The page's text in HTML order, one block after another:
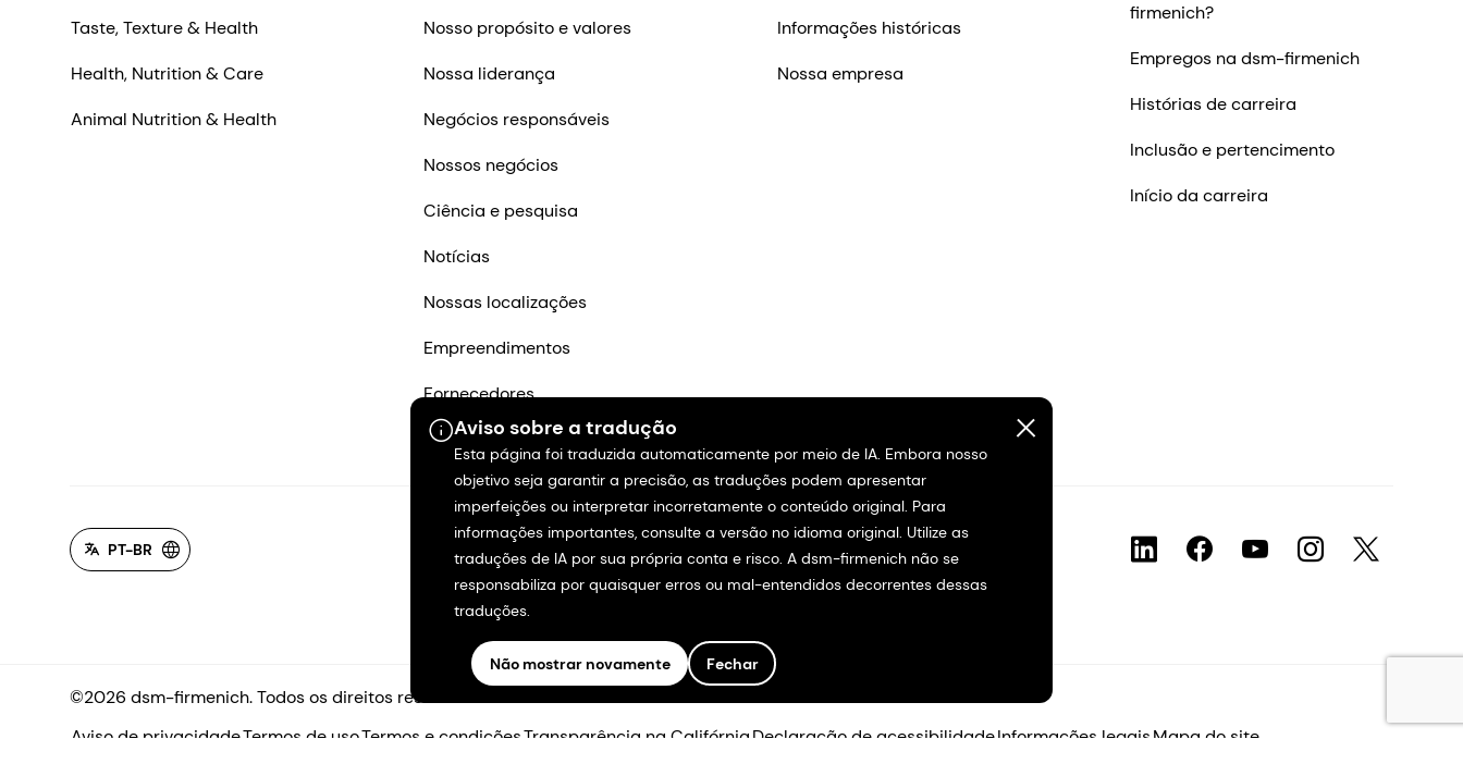
Aviso sobre a tradução
Esta página foi traduzida automaticamente por meio de IA. Embora nosso
objetivo seja garantir a precisão, as traduções podem apresentar
imperfeições ou interpretar incorretamente o conteúdo original. Para
informações importantes, consulte a versão no idioma original. Utilize as
traduções de IA por sua própria conta e risco. A dsm-firmenich não se
responsabiliza por quaisquer erros ou mal-entendidos decorrentes dessas
traduções.
Não mostrar novamente Fechar
Taste, Texture & Health
Health, Nutrition & Care
Animal Nutrition & Health
Nosso propósito e valores
Nossa liderança
Negócios responsáveis
Nossos negócios
Ciência e pesquisa
Notícias
Nossas localizações
Empreendimentos
Fornecedores
Entre em contato
Informações históricas
Nossa empresa
firmenich?
Empregos na dsm-firmenich
Histórias de carreira
Inclusão e pertencimento
Início da carreira
PT-BR
©2026 dsm-firmenich. Todos os direitos reservados.
Aviso de privacidadeTermos de usoTermos e condiçõesTransparência na CalifórniaDeclaração de acessibilidadeInformações legaisMapa do site